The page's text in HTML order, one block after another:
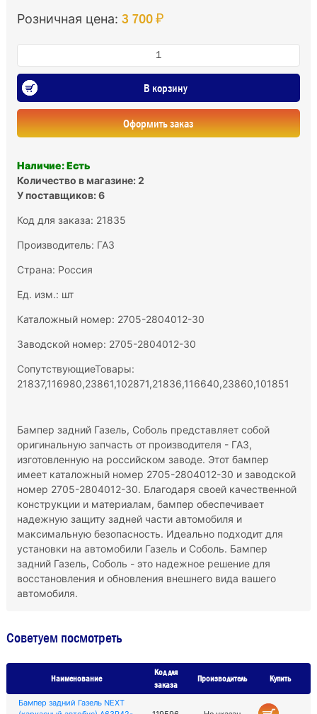
Розничная цена: 3 700 ₽
В корзину
Оформить заказ
Наличие: Есть
Количество в магазине: 2
У поставщиков: 6
Код для заказа: 21835
Производитель: ГАЗ
Страна: Россия
Ед. изм.: шт
Каталожный номер: 2705-2804012-30
Заводской номер: 2705-2804012-30
СопутствующиеТовары:
21837,116980,23861,102871,21836,116640,23860,101851
Бампер задний Газель, Соболь представляет собой
оригинальную запчасть от производителя - ГАЗ,
изготовленную на российском заводе. Этот бампер
имеет каталожный номер 2705-2804012-30 и заводской
номер 2705-2804012-30. Благодаря своей качественной
конструкции и материалам, бампер обеспечивает
надежную защиту задней части автомобиля и
максимальную безопасность. Идеально подходит для
установки на автомобили Газель и Соболь. Бампер
задний Газель, Соболь - это надежное решение для
восстановления и обновления внешнего вида вашего
автомобиля.
Советуем посмотреть
Наименование
Код для
заказа
Производитель Купить
Бампер задний Газель NEXT